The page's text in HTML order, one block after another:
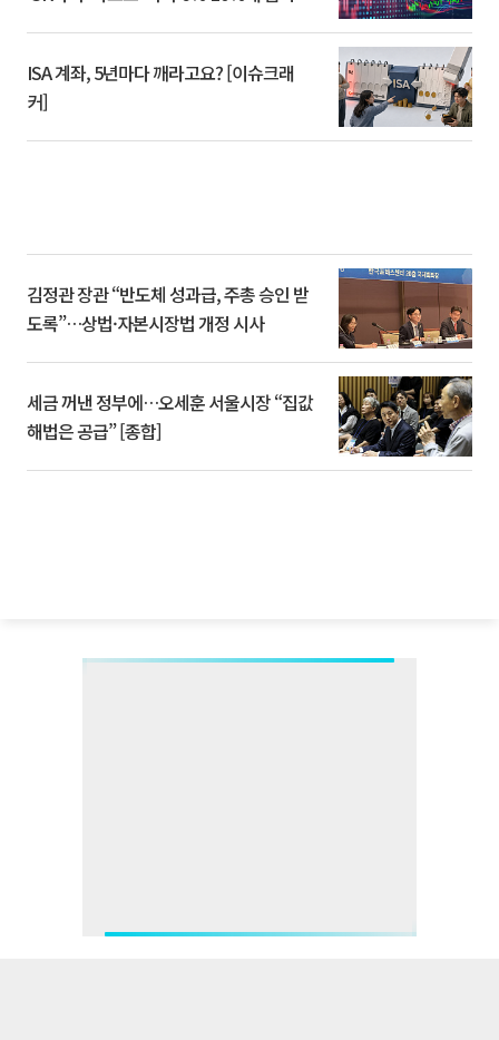
ISA 계좌, 5년마다 깨라고요? [이슈크래
커]
김정관 장관 “반도체 성과급, 주총 승인 받
도록”…상법·자본시장법 개정 시사
세금 꺼낸 정부에…오세훈 서울시장 “집값
해법은 공급” [종합]